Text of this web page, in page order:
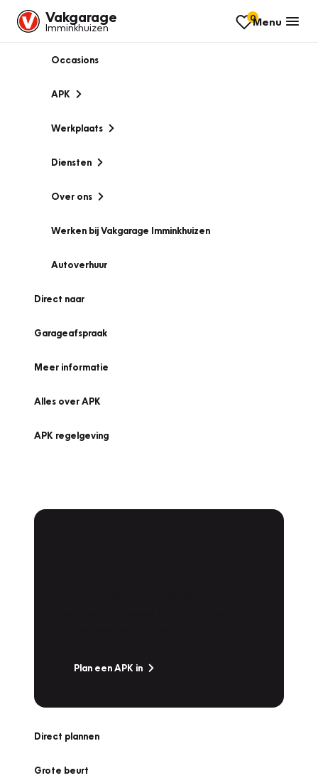
Vakgarage
Imminkhuizen
0Menu
Occasions
APK
Werkplaats
Diensten
Over ons
Werken bij Vakgarage Imminkhuizen
Autoverhuur
Direct naar
Garageafspraak
Meer informatie
Alles over APK
APK regelgeving
Plan een APK in
Direct plannen
Grote beurt